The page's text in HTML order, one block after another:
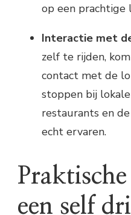
op een prachtige
Interactie met
zelf te rijden,
contact met de
stoppen bij
restaurants en
echt ervaren.
een self